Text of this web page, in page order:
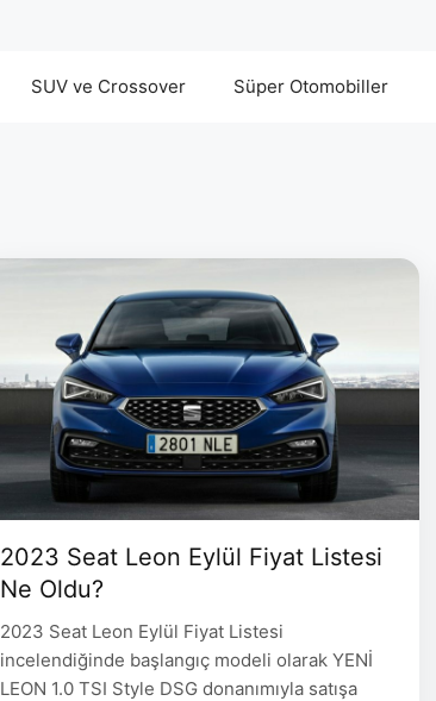
SUV ve Crossover Süper Otomobiller
2023 Seat Leon Eylül Fiyat Listesi
Ne Oldu?
2023 Seat Leon Eylül Fiyat Listesi
incelendiğinde başlangıç modeli olarak YENİ
LEON 1.0 TSI Style DSG donanımıyla satışa